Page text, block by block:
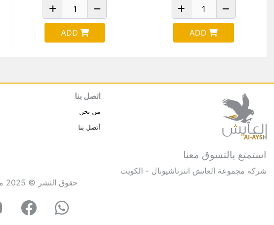
ADD
ADD
استمتع بالتسوق معنا
شركة مجموعة العايش انترناشيونال - الكويت
اتصل بنا
من نحن
أتصل بنا
حقوق النشر © 2025 مجموعة العايش انترناشيونال . كل الحقوق محفوظة.